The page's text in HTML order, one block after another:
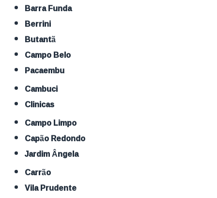
Barra Funda
Berrini
Butantã
Campo Belo
Pacaembu
Cambuci
Clinicas
Campo Limpo
Capão Redondo
Jardim Ângela
Carrão
Vila Prudente